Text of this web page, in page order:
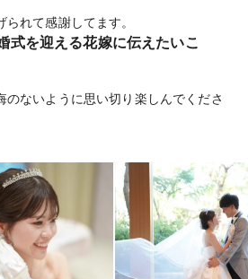
れて感謝してます。
式を迎える花嫁に伝えたいこ
のないように思い切り楽しんでくださ